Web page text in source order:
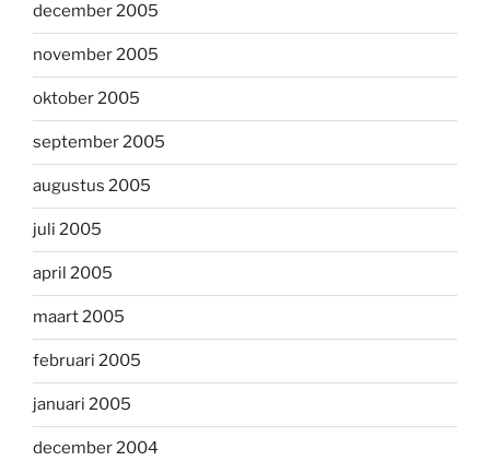
december 2005
november 2005
oktober 2005
september 2005
augustus 2005
juli 2005
april 2005
maart 2005
februari 2005
januari 2005
december 2004